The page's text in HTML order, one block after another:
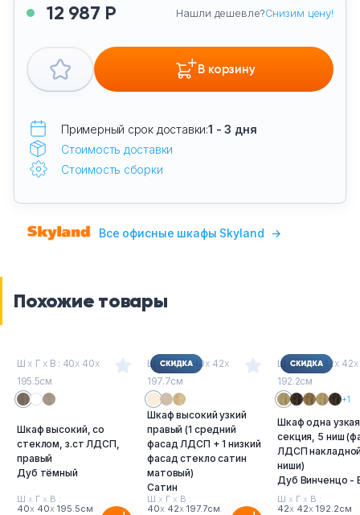
12 987 Р Нашли дешевле?Снизим цену!
В корзину
Примерный срок доставки:1 - 3 дня
Стоимость доставки
Стоимость сборки
Все офисные шкафы Skyland →
Похожие товары
Ш х Г х В : 40х 40х
195.5см
Шкаф высокий, со
стеклом, з.ст ЛДСП,
правый
Дуб тёмный
Ш х Г х В :
40х 40х 195.5см
Ш хГхВ : 40х 42х
197.7см
Шкаф высокий узкий
правый (1 средний
фасад ЛДСП + 1 низкий
фасад стекло сатин
матовый)
Сатин
Ш х Г х В :
40х 42х 197.7см
Ш хГхВ : 42х 42х
192.2см
+1
Шкаф одна узкая
секция, 5 ниш
ЛДСП
ниши)
Дуб Винченцо -
Ш х Г х В :
42х 42х 192.2см